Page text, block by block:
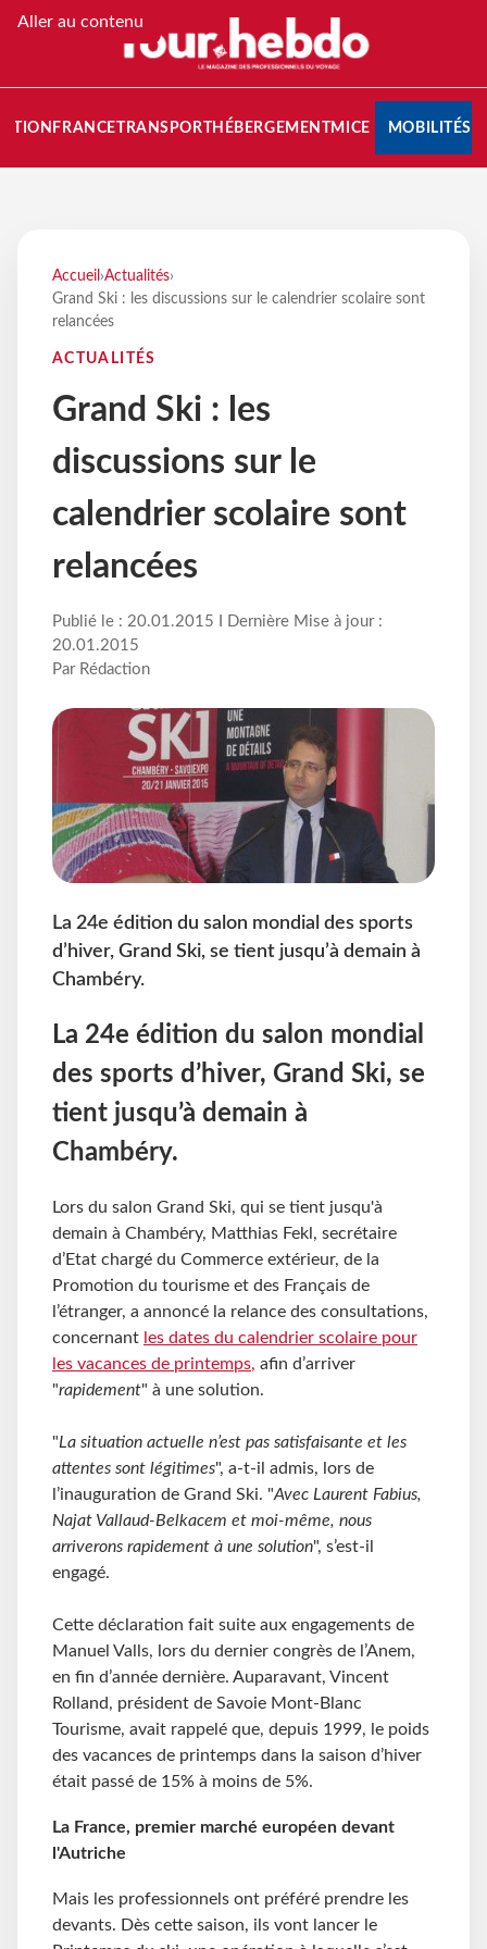
Aller au contenu
FRANCETRANSPORT HÉBERGEMENTMICE MOBILITÉS
Accueil ›Actualités›
Grand Ski : les discussions sur le calendrier scolaire sont
relancées
ACTUALITÉS
Grand Ski : les
discussions sur le
calendrier scolaire sont
relancées
Publié le : 20.01.2015 I Dernière Mise à jour :
20.01.2015
Par Rédaction
La 24e édition du salon mondial des sports
d’hiver, Grand Ski, se tient jusqu’à demain à
Chambéry.
La 24e édition du salon mondial
des sports d’hiver, Grand Ski, se
tient jusqu’à demain à
Chambéry.
Lors du salon Grand Ski, qui se tient jusqu'à
demain à Chambéry, Matthias Fekl, secrétaire
d’Etat chargé du Commerce extérieur, de la
Promotion du tourisme et des Français de
l’étranger, a annoncé la relance des consultations,
concernant les dates du calendrier scolaire pour
les vacances de printemps, afin d’arriver
"rapidement" à une solution.
"La situation actuelle n’est pas satisfaisante et les
attentes sont légitimes", a-t-il admis, lors de
l’inauguration de Grand Ski. "Avec Laurent Fabius,
Najat Vallaud-Belkacem et moi-même, nous
arriverons rapidement à une solution", s’est-il
engagé.
Cette déclaration fait suite aux engagements de
Manuel Valls, lors du dernier congrès de l’Anem,
en fin d’année dernière. Auparavant, Vincent
Rolland, président de Savoie Mont-Blanc
Tourisme, avait rappelé que, depuis 1999, le poids
des vacances de printemps dans la saison d’hiver
était passé de 15% à moins de 5%.
La France, premier marché européen devant
l'Autriche
Mais les professionnels ont préféré prendre les
devants. Dès cette saison, ils vont lancer le